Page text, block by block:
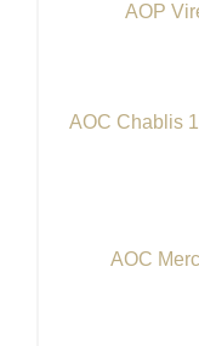
AOP
AOC Chablis
AOC